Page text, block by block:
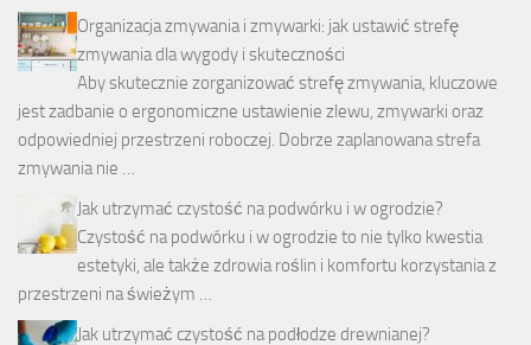
Organizacja zmywania i zmywarki: jak ustawić strefę
zmywania dla wygody i skuteczności
Aby skutecznie zorganizować strefę zmywania, kluczowe
jest zadbanie o ergonomiczne ustawienie zlewu, zmywarki oraz
odpowiedniej przestrzeni roboczej. Dobrze zaplanowana strefa
zmywania nie …
Jak utrzymać czystość na podwórku i w ogrodzie?
Czystość na podwórku i w ogrodzie to nie tylko kwestia
estetyki, ale także zdrowia roślin i komfortu korzystania z
przestrzeni na świeżym …
Jak utrzymać czystość na podłodze drewnianej?